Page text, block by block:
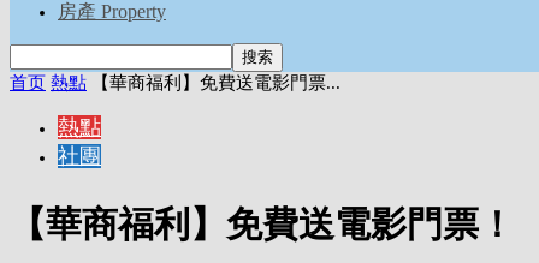
房產 Property
首页 熱點 【華商福利】免費送電影門票...
熱點
社團
【華商福利】免費送電影門票！